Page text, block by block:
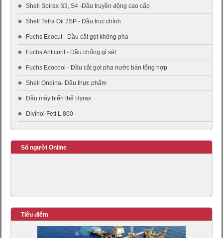
Shell Spirax S3, S4 -Dầu truyền động cao cấp
Shell Tetra Oil 2SP - Dầu trục chính
Fuchs Ecocut - Dầu cắt gọt không pha
Fuchs Anticorit - Dầu chống gỉ sét
Fuchs Ecocool - Dầu cắt gọt pha nước bán tổng hợp
Shell Ondina- Dầu thực phẩm
Dầu máy biến thế Hyrax
Divinol Fett L 800
Số người Online
Tiêu điểm